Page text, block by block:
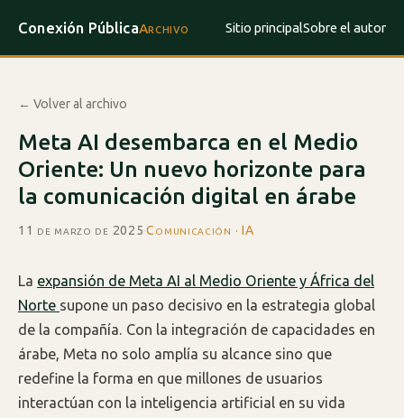
Conexión PúblicaArchivo Sitio principalSobre el autor
← Volver al archivo
Meta AI desembarca en el Medio
Oriente: Un nuevo horizonte para
la comunicación digital en árabe
11 de marzo de 2025·Comunicación · IA
La expansión de Meta AI al Medio Oriente y África del
Norte supone un paso decisivo en la estrategia global
de la compañía. Con la integración de capacidades en
árabe, Meta no solo amplía su alcance sino que
redefine la forma en que millones de usuarios
interactúan con la inteligencia artificial en su vida